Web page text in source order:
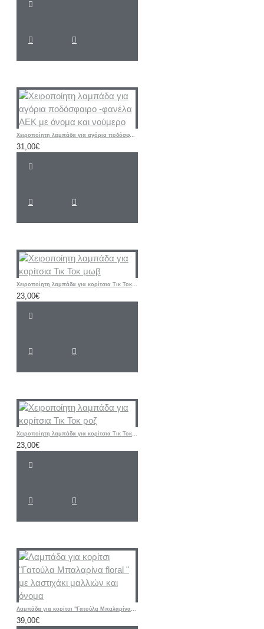
Χειροποίητη λαμπάδα για αγόρια ποδόσφαιρο -φανέλα ΑΕΚ με όνομα και νούμερο
31,00€
Χειροποίητη λαμπάδα για κορίτσια Τικ Τοκ μωβ
23,00€
Χειροποίητη λαμπάδα για κορίτσια Τικ Τοκ ροζ
23,00€
Λαμπάδα για κορίτσι "Γατούλα Μπαλαρίνα floral " με λαστιχάκι μαλλιών και όνομα
39,00€